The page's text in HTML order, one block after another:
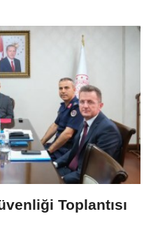
Toplantısı